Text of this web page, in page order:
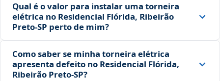
Qual é o valor para instalar uma torneira
elétrica no Residencial Flórida, Ribeirão
Preto‑SP perto de mim?
Como saber se minha torneira elétrica
apresenta defeito no Residencial Flórida,
Ribeirão Preto‑SP?